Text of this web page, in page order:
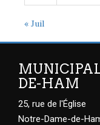
« Juil
DE-HAM
25, rue de l'Église
Notre-Dame-de-